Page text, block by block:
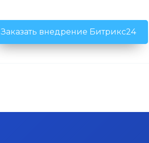
Заказать внедрение Битрикс24